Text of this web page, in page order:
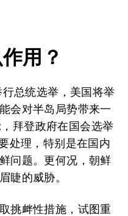
用？
总统选举，美国将举
会对半岛局势带来一
拜登政府在国会选举
处理，特别是在国内
问题。更何况，朝鲜
睫的威胁。
挑衅性措施，试图重